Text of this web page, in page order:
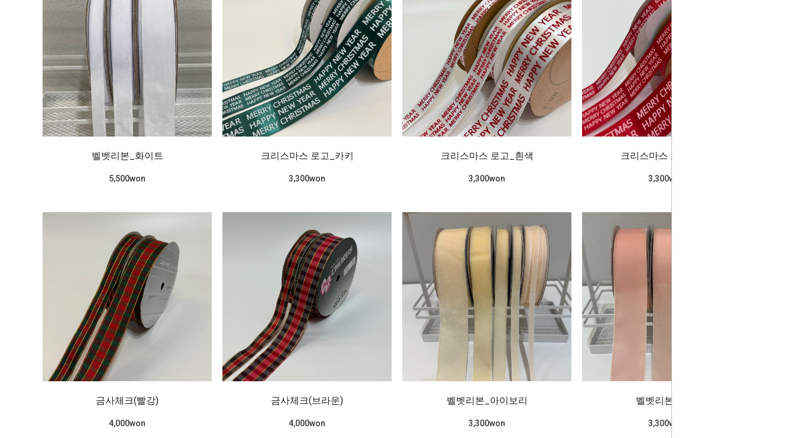
벨벳리본_화이트
5,500won
크리스마스 로고_카키
3,300won
크리스마스 로고_흰색
3,300won
크리스마스 로고_빨강
3,300won
금사체크(빨강)
4,000won
금사체크(브라운)
4,000won
벨벳리본_아이보리
3,300won
벨벳리본_핑크
3,300won